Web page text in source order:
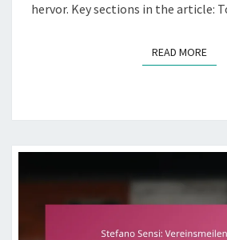
hervor. Key sections in the article:
READ MORE